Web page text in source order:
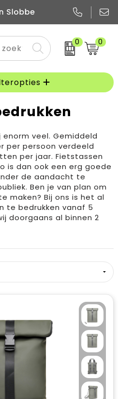
0 0
veel. Gemiddeld
per persoon verdeeld
per jaar. Fietstassen
is dan ook een erg goede
de aandacht te
Ben je van plan om
maken? Bij ons is het al
te bedrukken vanaf 5
doorgaans al binnen 2